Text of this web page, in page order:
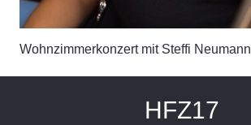
Wohnzimmerkonzert mit Steffi Neumann
HFZ17